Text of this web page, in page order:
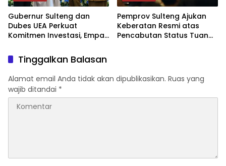
Gubernur Sulteng dan
Dubes UEA Perkuat
Komitmen Investasi, Empat
Pemprov Sulteng Ajukan
Keberatan Resmi atas
Pencabutan Status Tuan
Tinggalkan Balasan
Alamat email Anda tidak akan dipublikasikan. Ruas yang
wajib ditandai *